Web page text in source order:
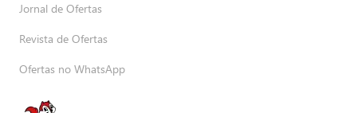
Jornal de Ofertas
Revista de Ofertas
Ofertas no WhatsApp